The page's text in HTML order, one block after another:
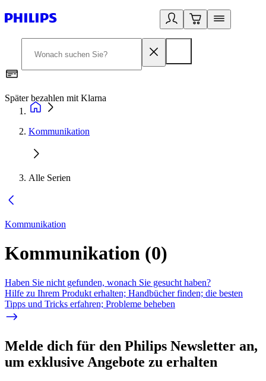
Später bezahlen mit Klarna
Kommunikation
Alle Serien
Kommunikation
Kommunikation (0)
Haben Sie nicht gefunden, wonach Sie gesucht haben?
Hilfe zu Ihrem Produkt erhalten; Handbücher finden; die besten
Tipps und Tricks erfahren; Probleme beheben
Melde dich für den Philips Newsletter an,
um exklusive Angebote zu erhalten